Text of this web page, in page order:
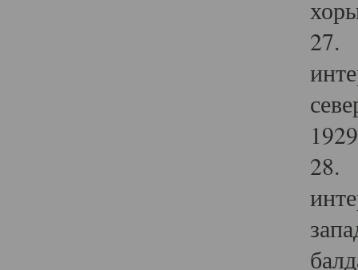
27.
28.